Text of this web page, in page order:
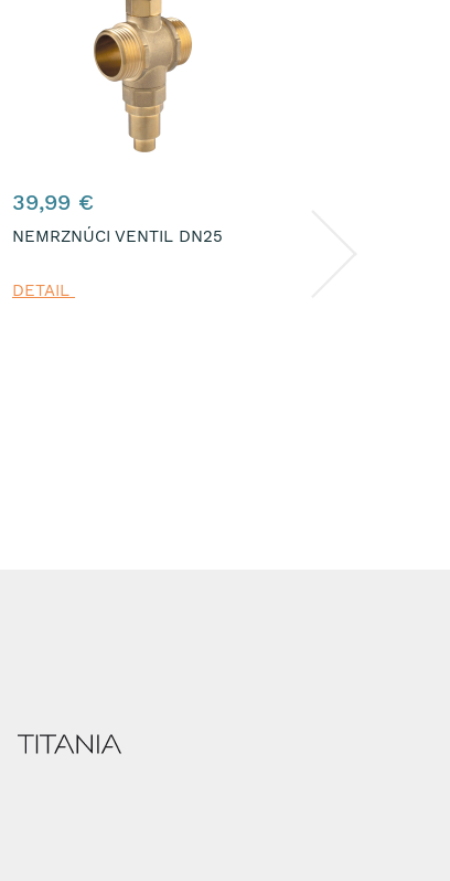
39,99 €
NEMRZNÚCI VENTIL DN25
DETAIL